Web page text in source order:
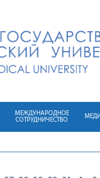
МЕЖДУНАРОДНОЕ
СОТРУДНИЧЕСТВО